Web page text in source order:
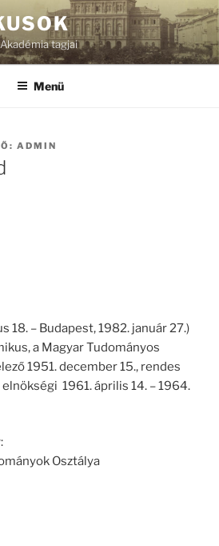
tagjai
Menü
ADMIN
18. – Budapest, 1982. január 27.)
a Magyar Tudományos
1951. december 15., rendes
1961. április 14. – 1964.
Osztálya